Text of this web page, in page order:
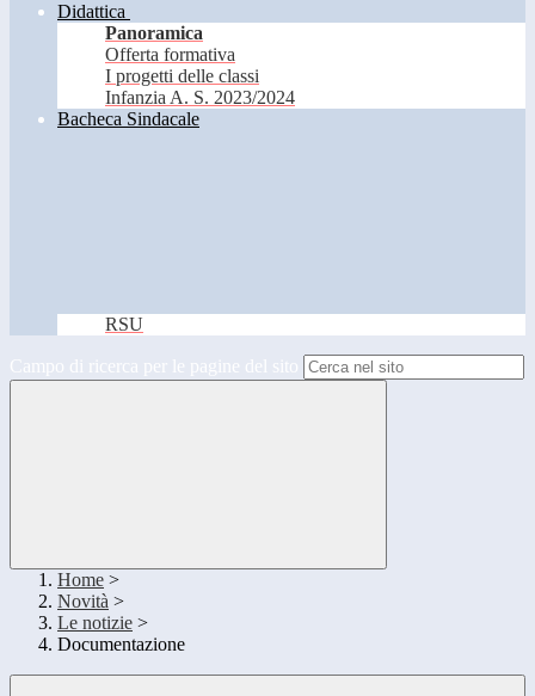
Didattica
Panoramica
Offerta formativa
I progetti delle classi
Infanzia A. S. 2023/2024
Bacheca Sindacale
RSU
Campo di ricerca per le pagine del sito
Home >
Novità >
Le notizie >
Documentazione